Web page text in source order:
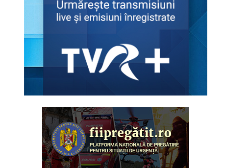
DESTINE CA-N FILME
ORA DE ŞTIRI
De luni până duminică, de la ora
FERMA
Nu mai aveţi loc la oraş? Încercati la
ţară! ...